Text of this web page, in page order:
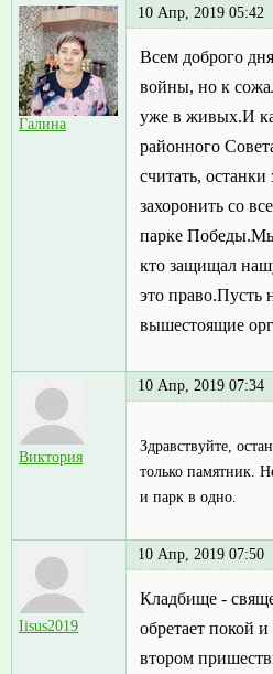
Галина
10 Апр, 2019 05:42
Всем доброго
войны, но к
уже в живых.И
районного
считать,
захоронить со
парке
кто защищал
это право.Пусть
вышестоящие
Виктория
10 Апр, 2019 07:34
Здравствуйте,
только памятник.
и парк в одно.
Iisus2019
10 Апр, 2019 07:50
Кладбище -
обретает покой
втором